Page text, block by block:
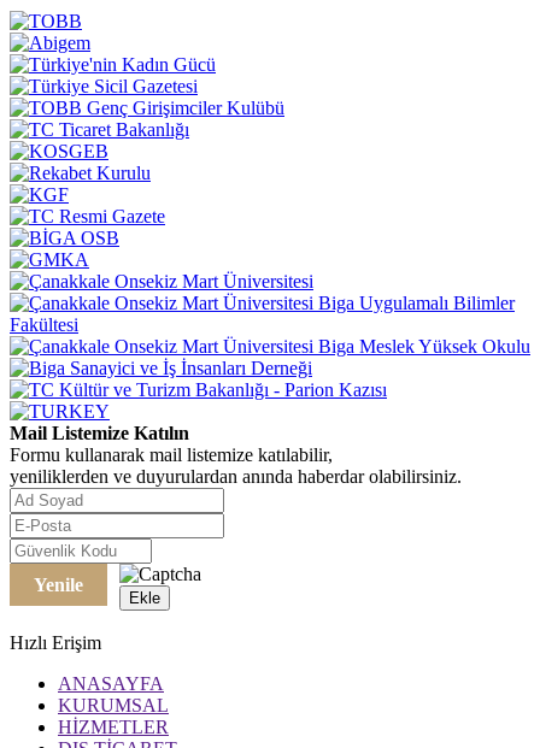
Mail Listemize Katılın
Formu kullanarak mail listemize katılabilir,
yeniliklerden ve duyurulardan anında haberdar olabilirsiniz.
Yenile
Ekle
Hızlı Erişim
ANASAYFA
KURUMSAL
HİZMETLER